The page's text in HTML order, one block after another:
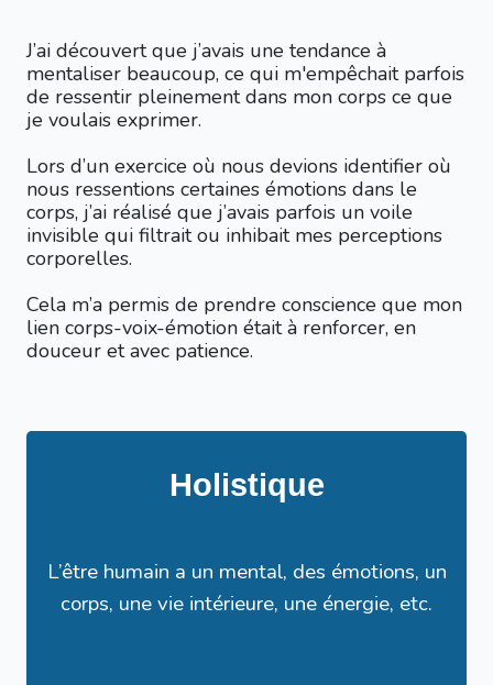
J’ai découvert que j’avais une tendance à
mentaliser beaucoup, ce qui m'empêchait parfois
de ressentir pleinement dans mon corps ce que
je voulais exprimer.
Lors d’un exercice où nous devions identifier où
nous ressentions certaines émotions dans le
corps, j’ai réalisé que j’avais parfois un voile
invisible qui filtrait ou inhibait mes perceptions
corporelles.
Cela m’a permis de prendre conscience que mon
lien corps-voix-émotion était à renforcer, en
douceur et avec patience.
Holistique
L’être humain a un mental, des émotions, un
corps, une vie intérieure, une énergie, etc.